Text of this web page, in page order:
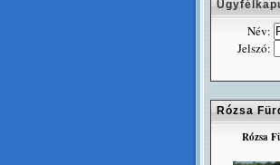
Név:
Jelszó:
Rózsa
Rózsa